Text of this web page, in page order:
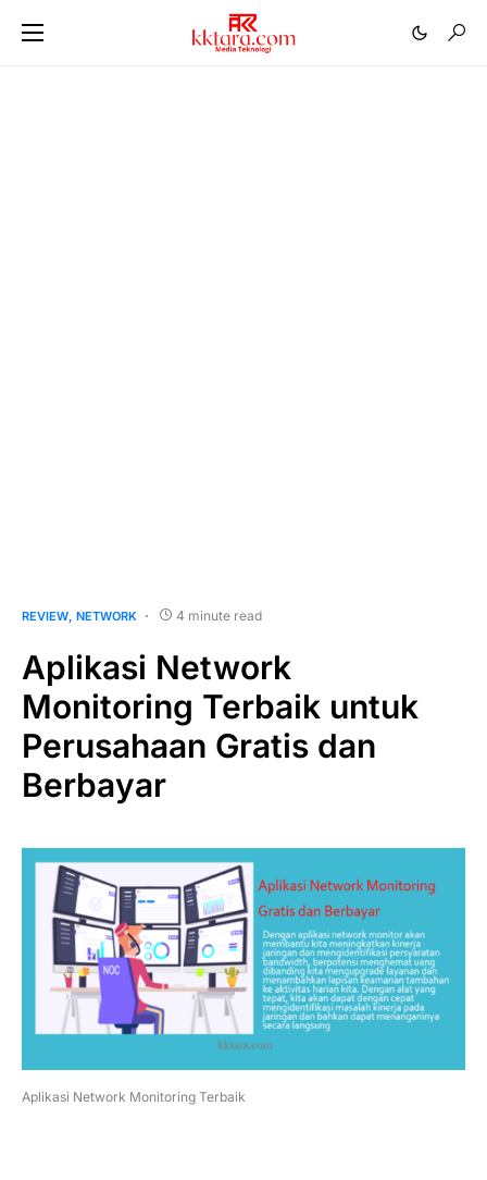
REVIEW NETWORK 4 minute read
Aplikasi Network
Monitoring Terbaik untuk
Perusahaan Gratis dan
Berbayar
Aplikasi Network Monitoring Terbaik